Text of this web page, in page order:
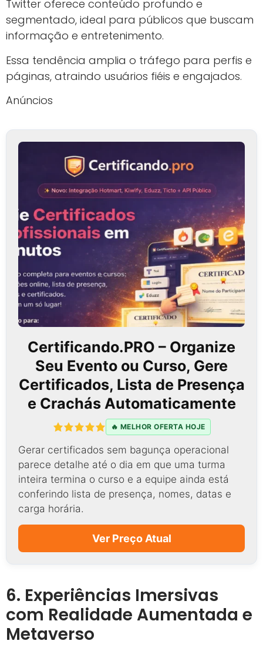
Twitter oferece conteúdo profundo e
segmentado, ideal para públicos que buscam
informação e entretenimento.
Essa tendência amplia o tráfego para perfis e
páginas, atraindo usuários fiéis e engajados.
Anúncios
Certificando.PRO – Organize
Seu Evento ou Curso, Gere
Certificados, Lista de Presença
e Crachás Automaticamente
🔥 MELHOR OFERTA HOJE
Gerar certificados sem bagunça operacional
parece detalhe até o dia em que uma turma
inteira termina o curso e a equipe ainda está
conferindo lista de presença, nomes, datas e
carga horária.
Ver Preço Atual
6. Experiências Imersivas
com Realidade Aumentada e
Metaverso